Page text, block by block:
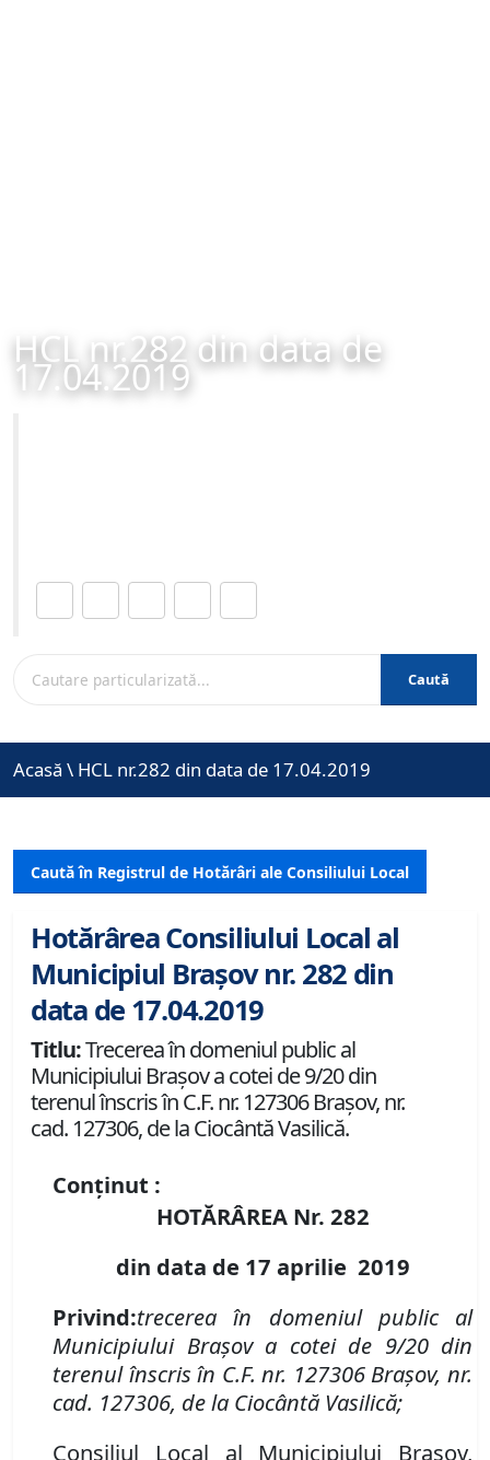
HCL nr.282 din data de
17.04.2019
Caută
Acasă \ HCL nr.282 din data de 17.04.2019
Caută în Registrul de Hotărâri ale Consiliului Local
Hotărârea Consiliului Local al
Municipiul Brașov nr. 282 din
data de 17.04.2019
Titlu:Trecerea în domeniul public al
Municipiului Braşov a cotei de 9/20 din
terenul înscris în C.F. nr. 127306 Braşov, nr.
cad. 127306, de la Ciocântă Vasilică.
Conținut :
HOTĂRÂREA Nr. 282
din data de 17 aprilie 2019
Privind:trecerea în domeniul public al
Municipiului Braşov a cotei de 9/20 din
terenul înscris în C.F. nr. 127306 Braşov, nr.
cad. 127306, de la Ciocântă Vasilică;
Consiliul Local al Municipiului Braşov,